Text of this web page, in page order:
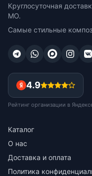
Круглосуточная
МО.
Самые стильные
4.9
Рейтинг организации в
Каталог
О нас
Доставка и оплата
Политика